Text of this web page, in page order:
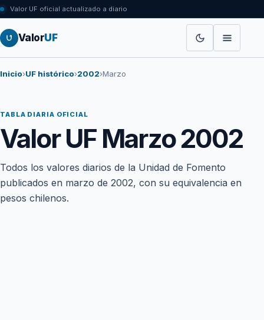
Valor UF oficial actualizado a diario
ValorUF
Inicio›UF histórico›2002›Marzo
TABLA DIARIA OFICIAL
Valor UF Marzo 2002
Todos los valores diarios de la Unidad de Fomento
publicados en marzo de 2002, con su equivalencia en
pesos chilenos.